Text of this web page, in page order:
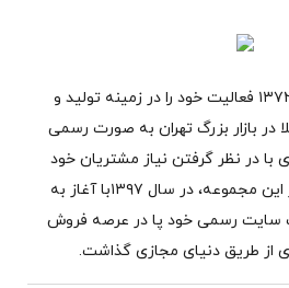
مجموعه مرادی از سال ۱۳۷۲ فعالیت خود را در زمینه تولید و
بازار بزرگ تهران به صورت رسمی
با در نظر گرفتن نیاز مشتریان خود
مبنی برخرید مستقیم از این مجموعه، در سال ۱۳۹۷با آغاز به
سایت رسمی خود پا در عرصه فروش
از طریق دنیای مجازی گذاشت.